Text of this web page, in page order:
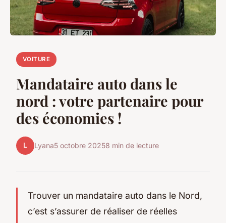
VOITURE
Mandataire auto dans le
nord : votre partenaire pour
des économies !
L Lyana5 octobre 20258 min de lecture
Trouver un mandataire auto dans le Nord,
c’est s’assurer de réaliser de réelles